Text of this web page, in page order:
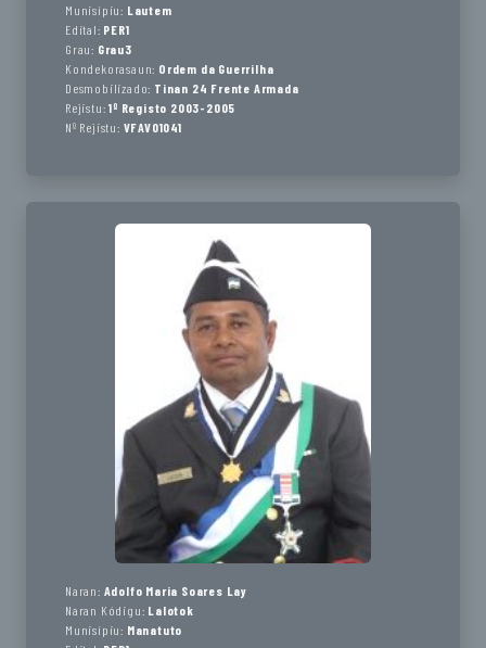
Munisípiu: Lautem
Edital: PER1
Grau: Grau3
Kondekorasaun: Ordem da Guerrilha
Desmobilizado: Tinan 24 Frente Armada
Rejistu: 1º Registo 2003-2005
Nº Rejistu: VFAV01041
Naran: Adolfo Maria Soares Lay
Naran Kódigu: Lalotok
Munisípiu: Manatuto